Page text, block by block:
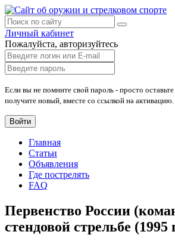
Личный кабинет
Пожалуйста, авторизуйтесь
Если вы не помните свой пароль - просто
получите новый, вместе со ссылкой на активацию.
Войти
Главная
Статьи
Объявления
Где пострелять
FAQ
Первенство России
стендовой стрельбе (1995